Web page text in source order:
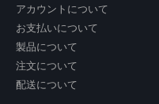
アカウントについて
お支払いについて
製品について
注文について
配送について